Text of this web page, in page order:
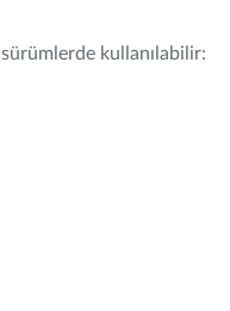
sürümlerde kullanılabilir: